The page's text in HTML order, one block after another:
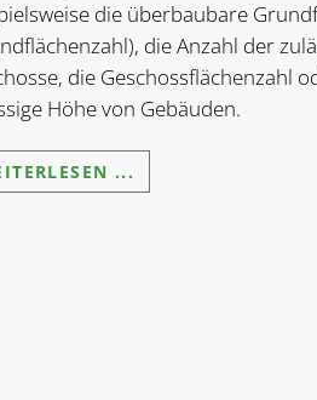
die überbaubare
die Anzahl der
die Geschossflächenzahl
Höhe von Gebäuden.
...